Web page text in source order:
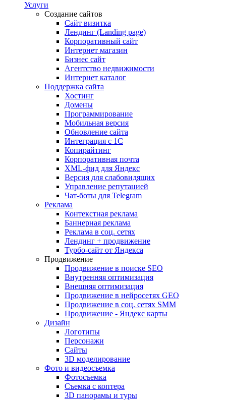
Услуги
Создание сайтов
Сайт визитка
Лендинг (Landing page)
Корпоративный сайт
Интернет магазин
Бизнес сайт
Агентство недвижимости
Интернет каталог
Поддержка сайта
Хостинг
Домены
Программирование
Мобильная версия
Обновление сайта
Интеграция с 1С
Копирайтинг
Корпоративная почта
XML-фид для Яндекс
Версия для слабовидящих
Управление репутацией
Чат-боты для Telegram
Реклама
Контекстная реклама
Баннерная реклама
Реклама в соц. сетях
Лендинг + продвижение
Турбо-сайт от Яндекса
Продвижение
Продвижение в поиске SEO
Внутренняя оптимизация
Внешняя оптимизация
Продвижение в нейросетях GEO
Продвижение в соц. сетях SMM
Продвижение - Яндекс карты
Дизайн
Логотипы
Персонажи
Сайты
3D моделирование
Фото и видеосъемка
Фотосъемка
Съемка с коптера
3D панорамы и туры